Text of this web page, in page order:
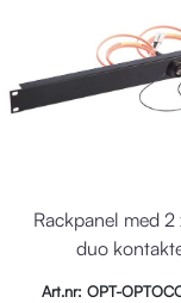
Rackpanel med 2
duo
Art.nr: OPT-